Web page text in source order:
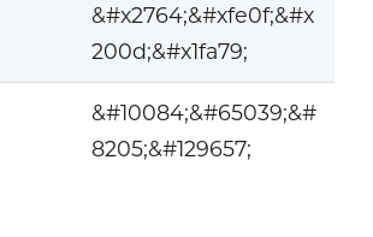
&#x2764;&#xfe0f;&#x
200d;&#x1fa79;
&#10084;&#65039;&#
8205;&#129657;